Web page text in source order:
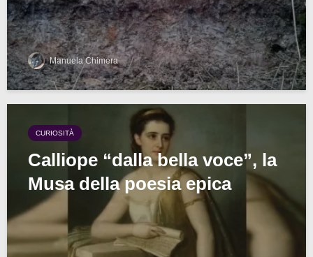
Manuela Chimera
CURIOSITÀ
Calliope “dalla bella voce”, la
Musa della poesia epica